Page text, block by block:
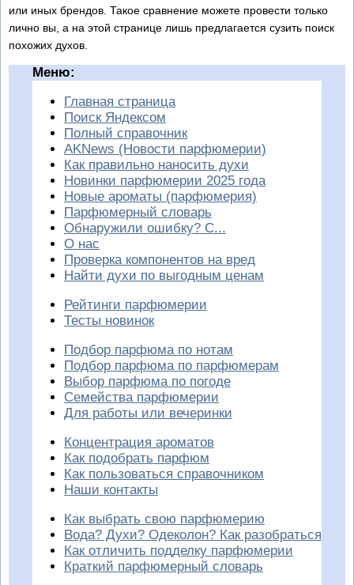
или иных брендов. Такое сравнение можете провести только
лично вы, а на этой странице лишь предлагается сузить поиск
похожих духов.
Меню:
Главная страница
Поиск Яндексом
Полный справочник
AKNews (Новости парфюмерии)
Как правильно наносить духи
Новинки парфюмерии 2025 года
Новые ароматы (парфюмерия)
Парфюмерный словарь
Обнаружили ошибку? С...
О нас
Проверка компонентов на вред
Найти духи по выгодным ценам
Рейтинги парфюмерии
Тесты новинок
Подбор парфюма по нотам
Подбор парфюма по парфюмерам
Выбор парфюма по погоде
Семейства парфюмерии
Для работы или вечеринки
Концентрация ароматов
Как подобрать парфюм
Как пользоваться справочником
Наши контакты
Как выбрать свою парфюмерию
Вода? Духи? Одеколон? Как разобраться
Как отличить подделку парфюмерии
Краткий парфюмерный словарь